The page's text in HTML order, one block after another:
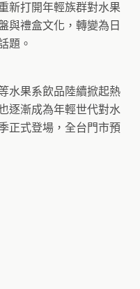
新打開年輕族群對水果
與禮盒文化，轉變為日
題。
水果系飲品陸續掀起熱
逐漸成為年輕世代對水
正式登場，全台門市預